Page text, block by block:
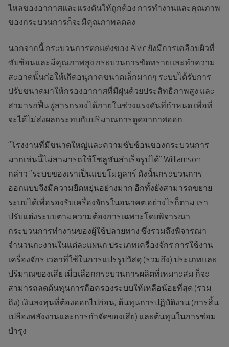
ไหลของอากาศและแรงดันให้ถูกต้อง การทำงานและคุณภาพ
ของกระบวนการก็จะมีคุณภาพลดลง
นอกจากนี้ กระบวนการตกแต่งของ Alvic ยังมีการเคลือบผิวที่
ซับซ้อนและมีคุณภาพสูง กระบวนการขัดทรายและทำความ
สะอาดนั้นก่อให้เกิดอนุภาคขนาดเล็กมากๆ ระบบได้รับการ
ปรับขนาดมาให้กรองอากาศที่มีฝุ่นด้วยประสิทธิภาพสูง และ
สามารถฟื้นฟูสารกรองได้ภายในช่วงแรงดันที่กำหนด เพื่อที่
จะได้ไม่ส่งผลกระทบกับปริมาณการดูดอากาศออก
“โรงงานที่มีขนาดใหญ่และความซับซ้อนของกระบวนการ
มากเช่นนี้ไม่สามารถใช้โซลูชันสำเร็จรูปได้” Williamson
กล่าว “ระบบของเราเป็นแบบโมดูลาร์ ดังนั้นกระบวนการ
ออกแบบจึงมีความยืดหยุ่นอย่างมาก อีกทั้งยังสามารถขยาย
ระบบได้เพื่อรองรับเครื่องจักรในอนาคต อย่างไรก็ตาม เรา
ปรับแต่งระบบตามความต้องการเฉพาะโดยพิจารณา
กระบวนการทำงานของผู้ใช้ปลายทาง ซึ่งรวมถึงพิจารณา
จำนวนกะงานในแต่ละแผนก ประเภทเครื่องจักร การใช้งาน
เครื่องจักร เวลาที่ใช้ในการแปรรูปวัสดุ (รวมถึง) ประเภทและ
ปริมาณของเสีย เมื่อเลือกกระบวนการผลิตที่เหมาะสม ก็จะ
สามารถลดต้นทุนการถือครองระบบให้เหลือน้อยที่สุด (รวม
ถึง) เงินลงทุนที่ต้องออกไปก่อน, ต้นทุนการปฏิบัติงาน (การสิ้น
เปลืองพลังงานและการกำจัดของเสีย) และต้นทุนในการซ่อม
บำรุง